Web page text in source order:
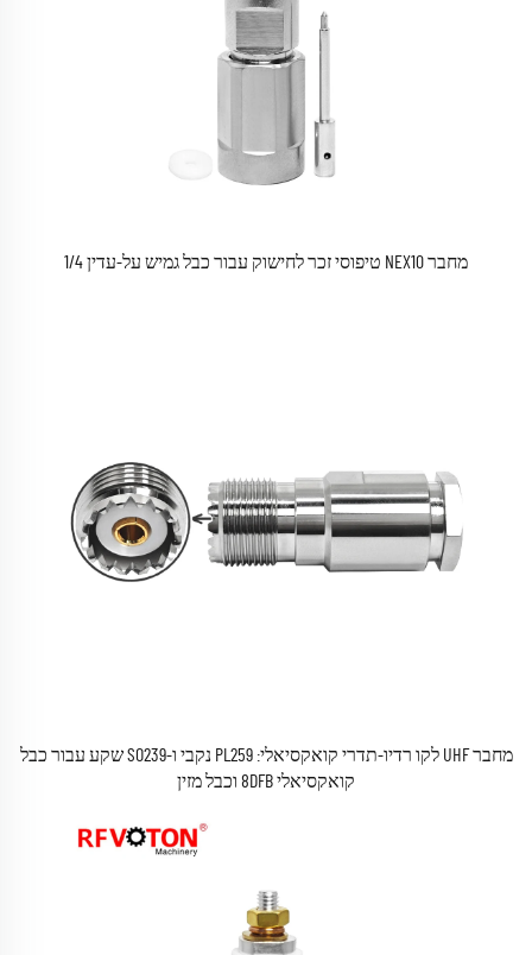
מחבר NEX10 טיפוסי זכר לחישוק עבור כבל גמיש על-עדין 1/4
מחבר UHF לקו רדיו-תדרי קואקסיאלי: PL259 נקבי ו-SO239 שקע עבור כבל
קואקסיאלי 8DFB וכבל מזין